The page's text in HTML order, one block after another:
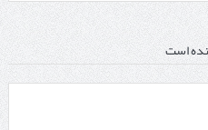
و جمهوری آذربایجان ضرورت دارد
چابهار، جایی که دریا به زندگی سلام می‌کند
است